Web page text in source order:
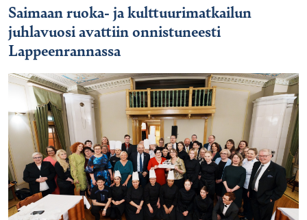
Saimaan ruoka- ja kulttuurimatkailun
juhlavuosi avattiin onnistuneesti
Lappeenrannassa